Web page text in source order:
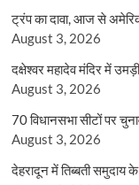
ट्रंप का दावा, आज से
August 3, 2026
दक्षेश्वर महादेव मंदिर में
August 3, 2026
70 विधानसभा सीटों पर
August 3, 2026
देहरादून में तिब्बती समुदाय